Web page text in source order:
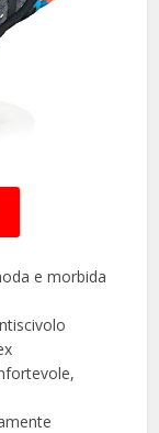
e morbida